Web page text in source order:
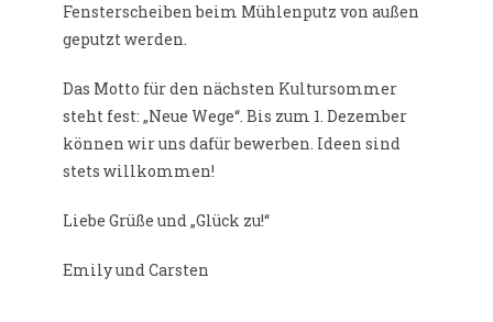
Fensterscheiben beim Mühlenputz von außen
geputzt werden.
Das Motto für den nächsten Kultursommer
steht fest: „Neue Wege“. Bis zum 1. Dezember
können wir uns dafür bewerben. Ideen sind
stets willkommen!
Liebe Grüße und „Glück zu!“
Emily und Carsten